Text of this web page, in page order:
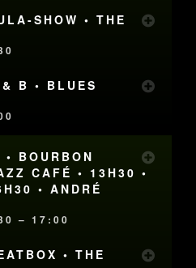
SHOW • THE
B • BLUES
BOURBON
CAFÉ • 13H30 •
• ANDRÉ
– 17:00
• THE